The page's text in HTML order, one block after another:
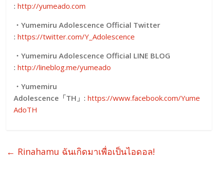
:http://yumeado.com
・Yumemiru Adolescence Official Twitter
:https://twitter.com/Y_Adolescence
・Yumemiru Adolescence Official LINE BLOG
: http://lineblog.me/yumeado
・Yumemiru
Adolescence「TH」:https://www.facebook.com/Yume
AdoTH
← Rinahamu ฉันเกิดมาเพื่อเป็นไอดอล!